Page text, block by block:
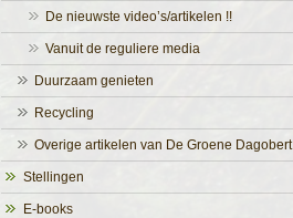
De nieuwste video’s/artikelen !!
Vanuit de reguliere media
Duurzaam genieten
Recycling
Overige artikelen van De Groene Dagobert
Stellingen
E-books